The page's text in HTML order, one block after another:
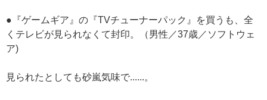
●『ゲームギア』の『TVチューナーパック』を買うも、全
くテレビが見られなくて封印。（男性／37歳／ソフトウェ
ア)
見られたとしても砂嵐気味で......。